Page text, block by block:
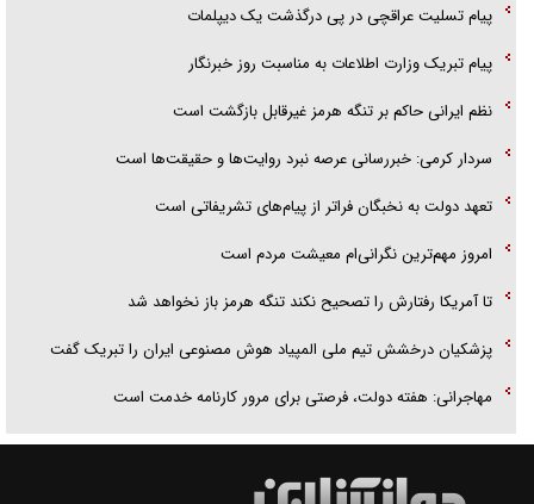
پیام تسلیت عراقچی در پی درگذشت یک دیپلمات
پیام تبریک وزارت اطلاعات به مناسبت روز خبرنگار
نظم ایرانی حاکم بر تنگه هرمز غیرقابل بازگشت است
سردار کرمی: خبررسانی عرصه نبرد روایت‌ها و حقیقت‌ها است
تعهد دولت به نخبگان فراتر از پیام‎‌های تشریفاتی است
امروز مهم‌ترین نگرانی‌ام معیشت مردم است
تا آمریکا رفتارش را تصحیح نکند تنگه هرمز باز نخواهد شد
پزشکیان درخشش تیم ملی المپیاد هوش مصنوعی ایران را تبریک گفت
مهاجرانی: هفته دولت، فرصتی برای مرور کارنامه خدمت است